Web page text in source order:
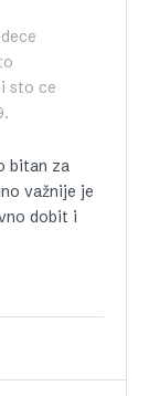
sto ce
bitan za
važnije je
dobit i